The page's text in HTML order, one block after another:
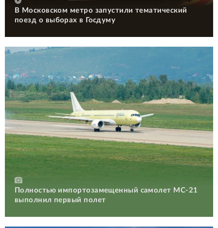
В Московском метро запустили тематический
поезд о выборах в Госдуму
Полностью импортозамещенный самолет МС-21
выполнил первый полет